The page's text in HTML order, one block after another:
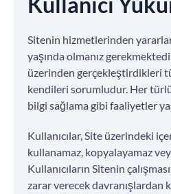
Sitenin hizmetlerinden
yaşında olmanız
üzerinden gerçekleştirdikleri
kendileri sorumludur. Her
bilgi sağlama gibi faaliyetler
Kullanıcılar, Site üzerindeki
kullanamaz, kopyalayamaz
Kullanıcıların Sitenin
zarar verecek davranışlardan